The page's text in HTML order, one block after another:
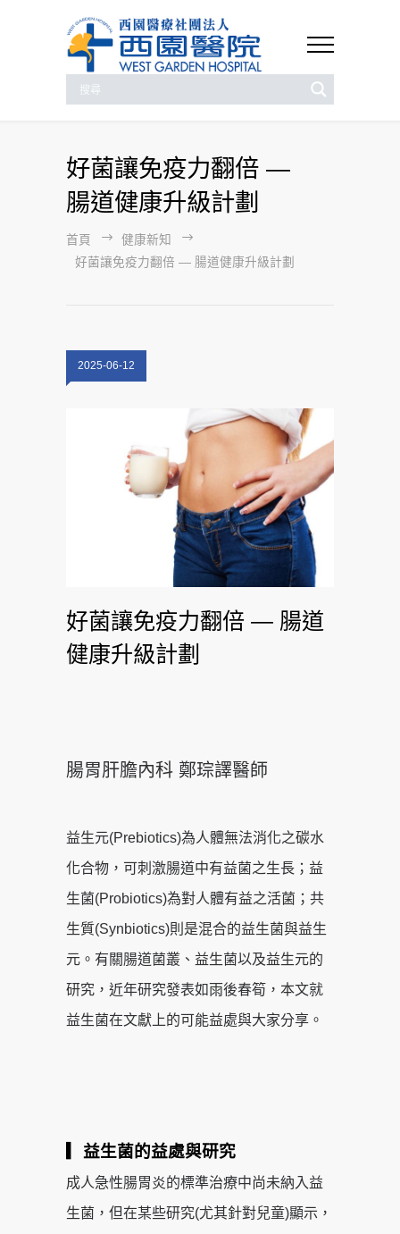
好菌讓免疫力翻倍 —
腸道健康升級計劃
首頁
健康新知
好菌讓免疫力翻倍 — 腸道健康升級計劃
2025-06-12
好菌讓免疫力翻倍 — 腸道
健康升級計劃
腸胃肝膽內科 鄭琮譯醫師
益生元(Prebiotics)為人體無法消化之碳水
化合物，可刺激腸道中有益菌之生長；益
生菌(Probiotics)為對人體有益之活菌；共
生質(Synbiotics)則是混合的益生菌與益生
元。有關腸道菌叢、益生菌以及益生元的
研究，近年研究發表如雨後春筍，本文就
益生菌在文獻上的可能益處與大家分享。
▎益生菌的益處與研究
成人急性腸胃炎的標準治療中尚未納入益
生菌，但在某些研究(尤其針對兒童)顯示，